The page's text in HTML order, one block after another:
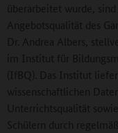
überarbeitet wurde,
Angebotsqualität des
Dr. Andrea Albers,
im Institut für
(IfBQ). Das Institut
wissenschaftlichen
Unterrichtsqualität
Schülern durch